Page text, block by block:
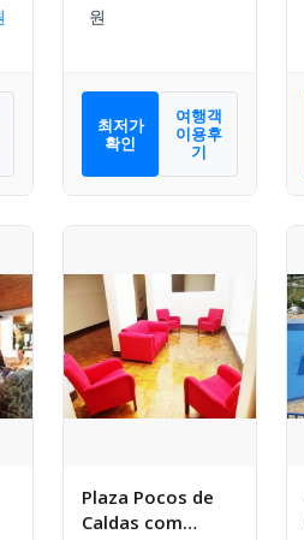
Walter World
최저가
확인
여행객
이용후
기
Plaza Pocos de
Caldas com